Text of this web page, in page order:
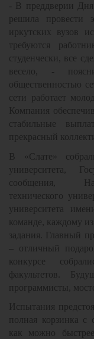
- В преддверии Дня
решила провести
иркутских вузов
требуются
студенчески, все
весело, -
общественностью
сети работает
Компания
стабильные
прекрасный
В «Слате»
университета,
сообщения,
технического
университета
команде, каждому
задания. Главный
– отличный
конкурсе
факультетов.
программисты,
Испытания
полная корзинка
как можно